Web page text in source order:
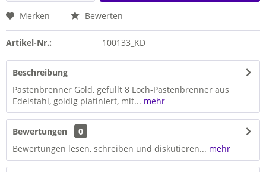
Merken Bewerten
Artikel-Nr.: 100133_KD
Beschreibung
Pastenbrenner Gold, gefüllt 8 Loch-Pastenbrenner aus
Edelstahl, goldig platiniert, mit... mehr
Bewertungen
0
Bewertungen lesen, schreiben und diskutieren... mehr